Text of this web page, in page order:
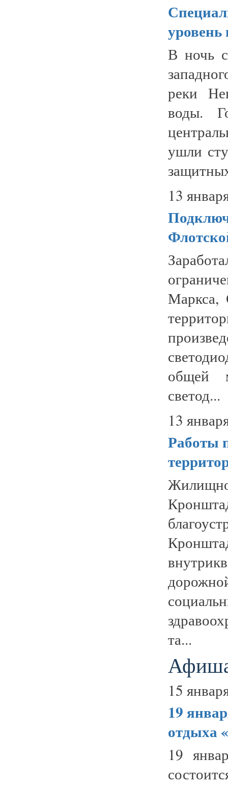
В ночь
реки
воды.
ушли
13
Маркса,
общей
светод...
13
Работы
та...
15
19
отдыха
19